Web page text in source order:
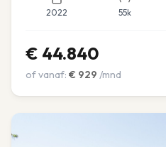
2022 55k
€ 44.840
of vanaf: € 929 /mnd